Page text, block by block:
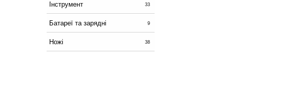
Інструмент 33
Батареї та зарядні 9
Ножі 38